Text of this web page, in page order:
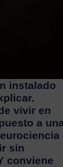
instalado
vivir en
a
sin
conviene